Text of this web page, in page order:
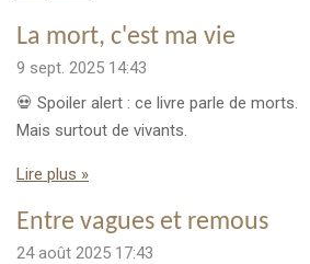
La mort, c'est ma vie
9 sept. 2025 14:43
💀 Spoiler alert : ce livre parle de morts.
Mais surtout de vivants.
Lire plus »
Entre vagues et remous
24 août 2025 17:43